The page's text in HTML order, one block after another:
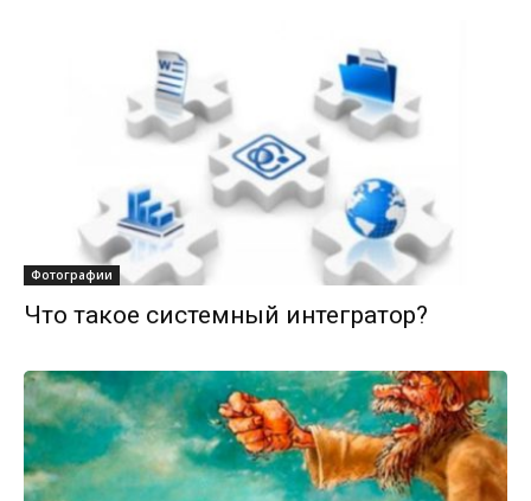
Фотографии
Что такое системный интегратор?